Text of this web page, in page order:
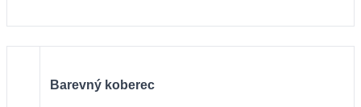
Barevný koberec